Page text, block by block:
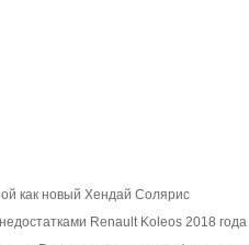
как новый Хендай Солярис
Renault Koleos 2018 года